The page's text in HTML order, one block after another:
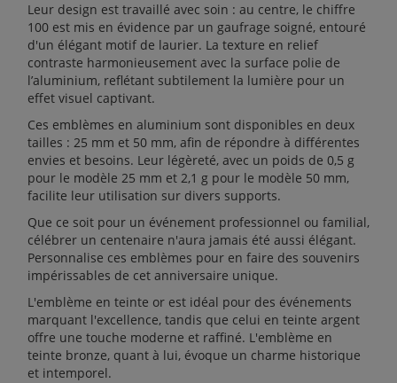
Leur design est travaillé avec soin : au centre, le chiffre
100 est mis en évidence par un gaufrage soigné, entouré
d'un élégant motif de laurier. La texture en relief
contraste harmonieusement avec la surface polie de
l’aluminium, reflétant subtilement la lumière pour un
effet visuel captivant.
Ces emblèmes en aluminium sont disponibles en deux
tailles : 25 mm et 50 mm, afin de répondre à différentes
envies et besoins. Leur légèreté, avec un poids de 0,5 g
pour le modèle 25 mm et 2,1 g pour le modèle 50 mm,
facilite leur utilisation sur divers supports.
Que ce soit pour un événement professionnel ou familial,
célébrer un centenaire n'aura jamais été aussi élégant.
Personnalise ces emblèmes pour en faire des souvenirs
impérissables de cet anniversaire unique.
L'emblème en teinte or est idéal pour des événements
marquant l'excellence, tandis que celui en teinte argent
offre une touche moderne et raffiné. L'emblème en
teinte bronze, quant à lui, évoque un charme historique
et intemporel.